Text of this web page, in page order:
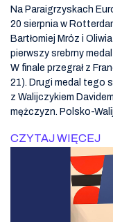
Na Paraigrzyskach
20 sierpnia w
Bartłomiej Mróz i
pierwszy srebrny
W finale przegrał z
21). Drugi medal tego
z Walijczykiem
mężczyzn. Polsko-
CZYTAJ WIĘCEJ